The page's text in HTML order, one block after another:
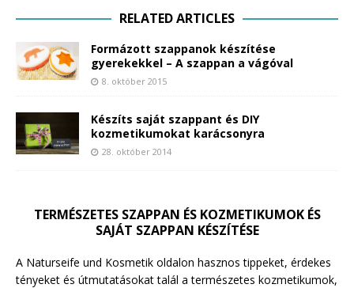
RELATED ARTICLES
Formázott szappanok készítése
gyerekekkel – A szappan a vágóval
8. október 2015
Készíts saját szappant és DIY
kozmetikumokat karácsonyra
28. október 2014
TERMÉSZETES SZAPPAN ÉS KOZMETIKUMOK ÉS
SAJÁT SZAPPAN KÉSZÍTÉSE
A Naturseife und Kosmetik oldalon hasznos tippeket, érdekes
tényeket és útmutatásokat talál a természetes kozmetikumok,